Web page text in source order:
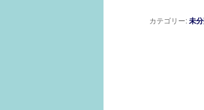
カテゴリー:未